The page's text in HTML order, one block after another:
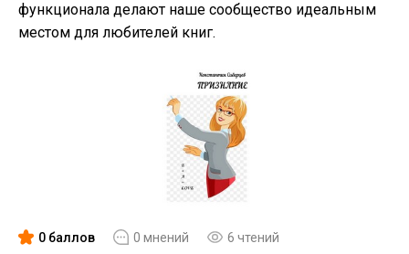
функционала делают наше сообщество идеальным
местом для любителей книг.
0 баллов 0 мнений 6 чтений